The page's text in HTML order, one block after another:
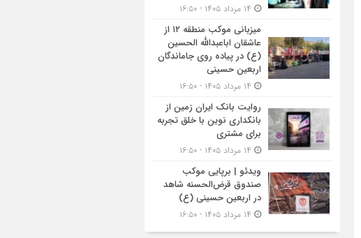
میزبانی موکب منطقه ۱۲ از
عاشقان اباعبدالله الحسین
(ع) در پیاده روی جاماندگان
اربعین حسینی
روایت بانک ایران زمین از
بانکداری نوین با خلق تجربه
برای مشتری
ویدئو | برپایی موکب
صندوق قرض‌الحسنه شاهد
در اربعین حسینی (ع)